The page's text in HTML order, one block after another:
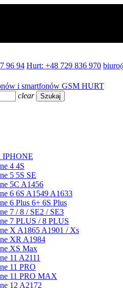
96 94 Hurt: +48 729 836 970
clear Szukaj
IPHONE
4 4S
5 5S SE
5C A1456
6 6S A1549 A1633
6 Plus 6+ 6S Plus
7 / 8 / SE2 / SE3
7 PLUS / 8 PLUS
X A1865 A1901 / Xs
XR A1984
XS Max
11 A2111
11 PRO
11 PRO MAX
12 A2172